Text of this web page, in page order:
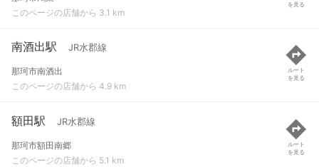
このページの店舗から 3.1 km
を見る
南酒出駅 JR水郡線
那珂市南酒出
このページの店舗から 4.9 km
ルート
を見る
額田駅 JR水郡線
那珂市額田南郷
このページの店舗から 5.1 km
ルート
を見る